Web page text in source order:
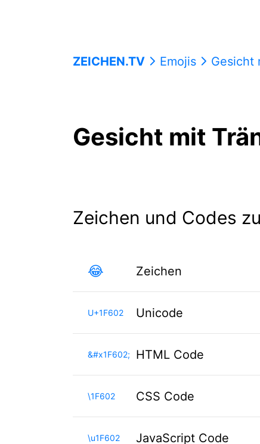
ZEICHEN.TV Emojis Gesicht
Gesicht mit
Zeichen und Codes
😂 Zeichen
U+1F602 Unicode
&#x1F602; HTML Code
\1F602 CSS Code
\u1F602 JavaScript Code